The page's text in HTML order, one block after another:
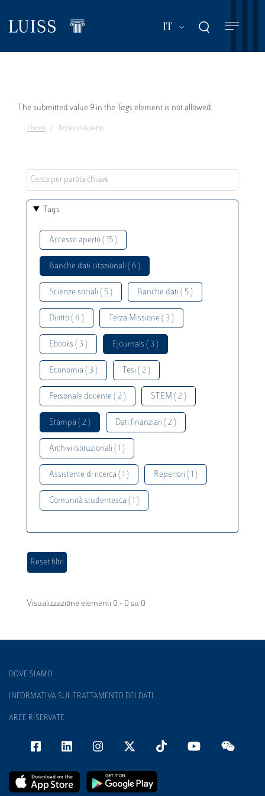
contenuto
IT Mostra ulteriori
Messaggio
di
The submitted value 9 in the Tags element is not allowed.
Home Accesso Aperto
Tags
Accesso aperto ( 15 )
Banche dati citazionali ( 6 )
Scienze sociali ( 5 ) Banche dati ( 5 )
Diritto ( 4 ) Terza Missione ( 3 )
Ebooks ( 3 ) Ejournals ( 3 )
Economia ( 3 ) Tesi ( 2 )
Personale docente ( 2 ) STEM ( 2 )
Stampa ( 2 ) Dati finanziari ( 2 )
Archivi istituzionali ( 1 )
Assistente di ricerca ( 1 ) Repertori ( 1 )
Comunità studentesca ( 1 )
Visualizzazione elementi 0 - 0 su 0
DOVE SIAMO
INFORMATIVA SUL TRATTAMENTO DEI DATI
AREE RISERVATE